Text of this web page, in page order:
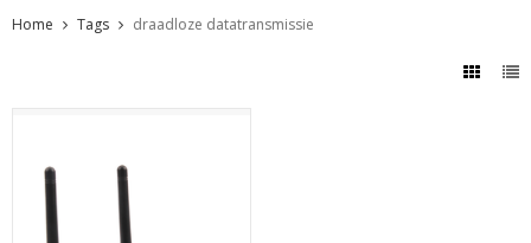
Home Tags draadloze datatransmissie